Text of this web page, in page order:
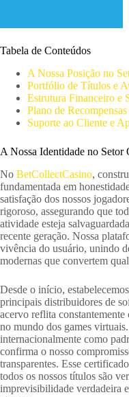
Tabela de Conteúdos
A Nossa Posição no
Portfólio de Títulos e
Estrutura Financeiro e
Plano de
Suporte ao Cliente e
A Nossa Identidade no Setor
No BetCollectCasino,
fundamentada em
satisfação dos nossos
rigoroso, assegurando que
atividade esteja
recente geração. Nossa
vivência do usuário, unindo
modernas que convertem
Desde o início,
principais distribuidores de
acervo reflita
no mundo dos games
internacionalmente como
confirma o nosso
transparentes. Esse
todos os nossos títulos são
imprevisibilidade verdadeira